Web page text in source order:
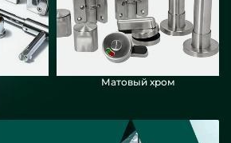
Матовый хром